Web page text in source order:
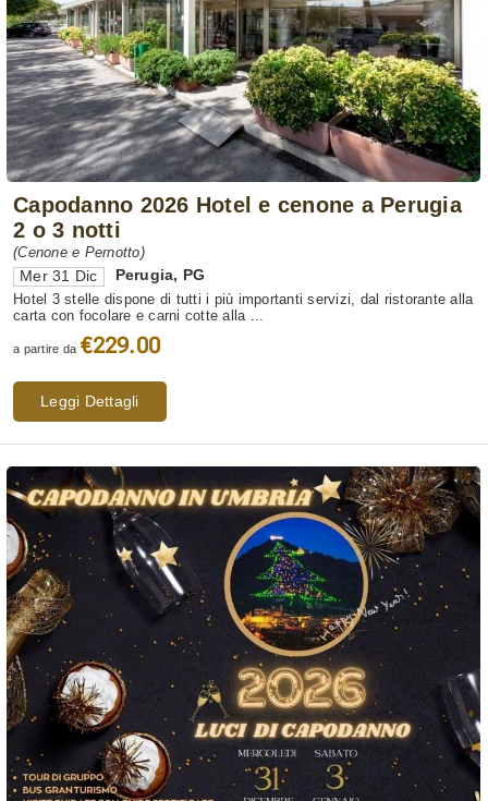
Capodanno 2026 Hotel e cenone a Perugia
2 o 3 notti
(Cenone e Pernotto)
Mer 31 Dic Perugia, PG
Hotel 3 stelle dispone di tutti i più importanti servizi, dal ristorante alla
carta con focolare e carni cotte alla ...
a partire da €229.00
Leggi Dettagli